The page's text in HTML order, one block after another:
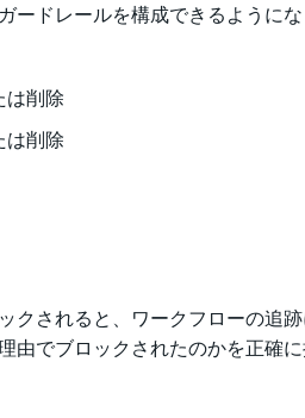
ードレールを構成できるように
は削除
は削除
クされると、ワークフローの追
でブロックされたのかを正確に